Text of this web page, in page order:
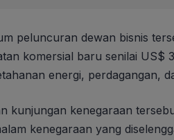
peluncuran dewan bisnis
komersial baru senilai US$
energi, perdagangan,
kunjungan kenegaraan
kenegaraan yang